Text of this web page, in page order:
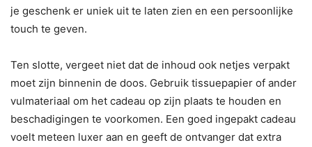
je geschenk er uniek uit te laten zien en een persoonlijke
touch te geven.
Ten slotte, vergeet niet dat de inhoud ook netjes verpakt
moet zijn binnenin de doos. Gebruik tissuepapier of ander
vulmateriaal om het cadeau op zijn plaats te houden en
beschadigingen te voorkomen. Een goed ingepakt cadeau
voelt meteen luxer aan en geeft de ontvanger dat extra